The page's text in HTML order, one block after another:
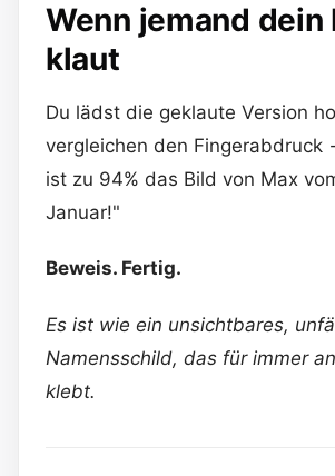
Wenn jemand dein
klaut
Du lädst die geklaute Version
vergleichen den Fingerabdruck
ist zu 94% das Bild von Max
Januar!"
Beweis. Fertig.
Es ist wie ein unsichtbares,
Namensschild, das für immer
klebt.